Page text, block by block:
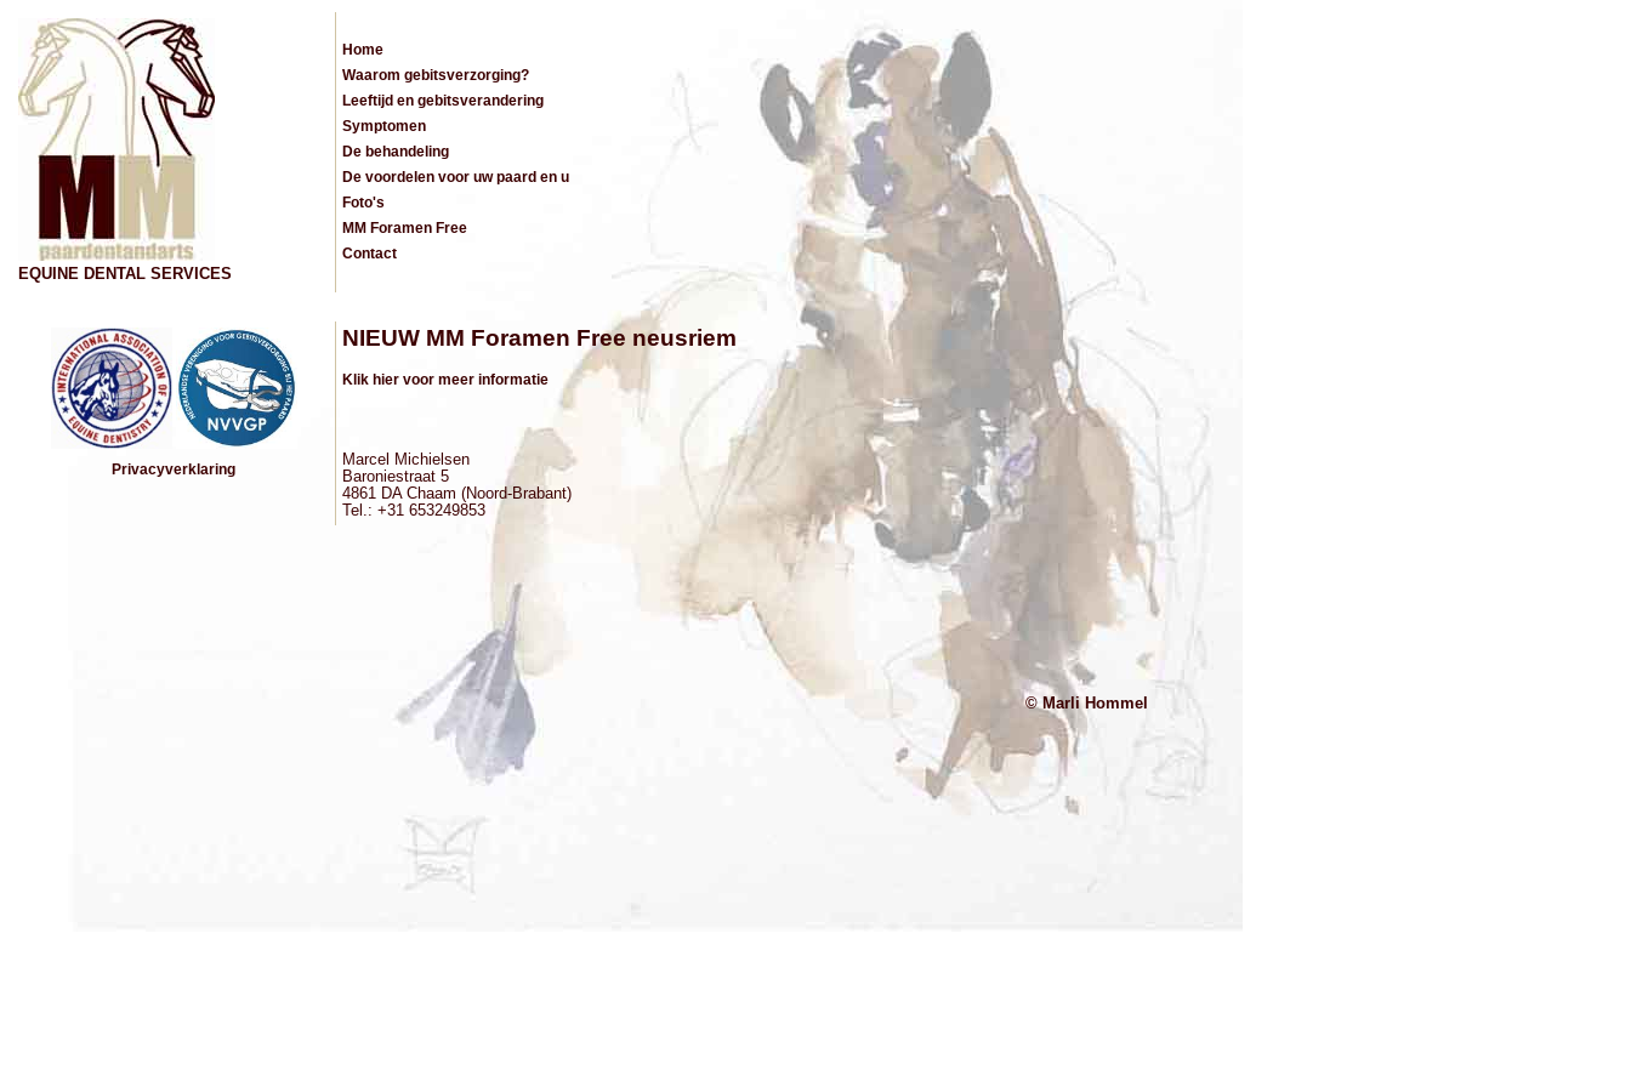
EQUINE DENTAL SERVICES
Home
Waarom gebitsverzorging?
Leeftijd en gebitsverandering
Symptomen
De behandeling
De voordelen voor uw paard en u
Foto's
MM Foramen Free
Contact
Privacyverklaring
NIEUW MM Foramen Free neusriem
Klik hier voor meer informatie
Marcel Michielsen
Baroniestraat 5
4861 DA Chaam (Noord-Brabant)
Tel.: +31 653249853
© Marli Hommel